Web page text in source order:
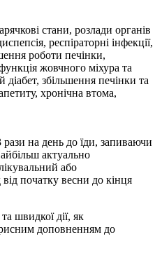
стани, розлади органів
респіраторні інфекції,
роботи печінки,
жовчного міхура та
збільшення печінки та
хронічна втома,
на день до їди, запиваючи
актуально
або
початку весни до кінця
швидкої дії, як
доповненням до